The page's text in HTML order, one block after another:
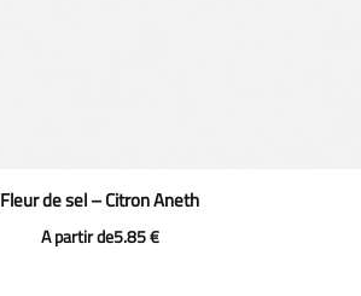
Fleur de sel – Citron Aneth
A partir de5.85€